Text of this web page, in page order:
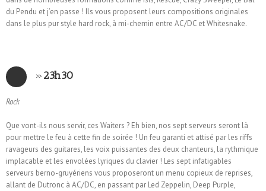
du Pendu et j’en passe ! Ils vous proposent leurs compositions originales
dans le plus pur style hard rock, à mi-chemin entre AC/DC et Whitesnake.
»23h30
Rock
Que vont-ils nous servir, ces Waiters ? Eh bien, nos sept serveurs seront là
pour mettre le feu à cette fin de soirée ! Un feu garanti et attisé par les riffs
ravageurs des guitares, les voix puissantes des deux chanteurs, la rythmique
implacable et les envolées lyriques du clavier ! Les sept infatigables
serveurs berno-gruyériens vous proposeront un menu copieux de reprises,
allant de Dutronc à AC/DC, en passant par Led Zeppelin, Deep Purple,